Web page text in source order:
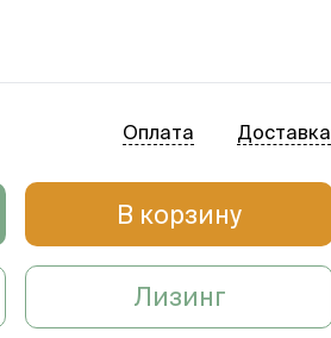
Оплата Доставка
В корзину
Лизинг